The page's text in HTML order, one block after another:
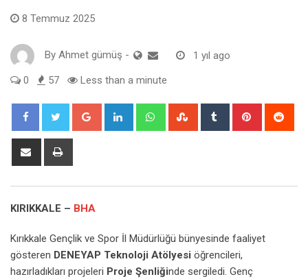
8 Temmuz 2025
By Ahmet gümüş - 1 yıl ago
0 57 Less than a minute
Google+ LinkedIn WhatsappStumbleUpon
Tumblr Pinterest
Share
KIRIKKALE – BHA
Kırıkkale Gençlik ve Spor İl Müdürlüğü bünyesinde faaliyet
gösteren DENEYAP Teknoloji Atölyesi öğrencileri,
hazırladıkları projeleri Proje Şenliğinde sergiledi. Genç